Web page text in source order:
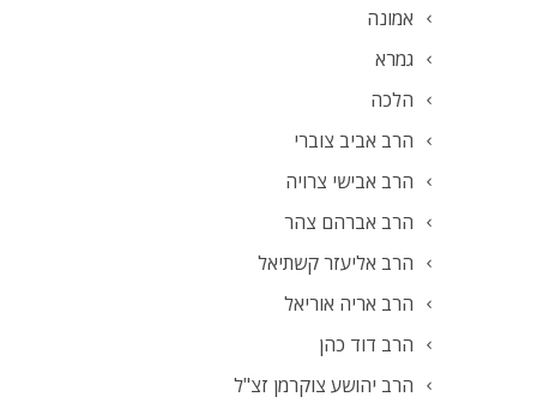
אמונה
גמרא
הלכה
הרב אביב צוברי
הרב אבישי צרויה
הרב אברהם צהר
הרב אליעזר קשתיאל
הרב אריה אוריאל
הרב דוד כהן
הרב יהושע צוקרמן זצ"ל